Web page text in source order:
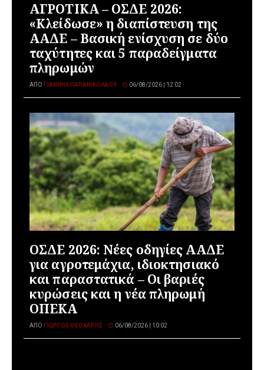
ΑΓΡΟΤΙΚΑ – ΟΣΔΕ 2026:
«Κλείδωσε» η διαπίστευση της
ΑΑΔΕ – Βασική ενίσχυση σε δύο
ταχύτητες και 5 παραδείγματα
πληρωμών
ΑΠΌ ΓΙΆΝΝΗΣ ΠΑΠΑΝΙΚΟΛΆΟΥ 06/08/2026 | 12:02
ΟΣΔΕ 2026: Νέες οδηγίες ΑΑΔΕ
για αγροτεμάχια, ιδιοκτησιακό
και παραστατικά – Οι βαριές
κυρώσεις και η νέα πληρωμή
ΟΠΕΚΑ
ΑΠΌ ΓΙΏΡΓΟΣ ΘΕΟΧΆΡΗΣ 06/08/2026 | 10:02